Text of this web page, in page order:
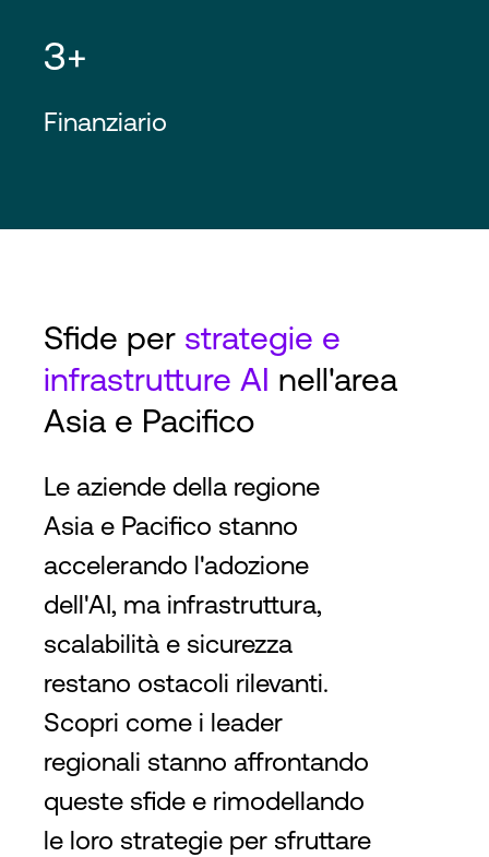
3+
Finanziario
Sfide per strategie e
infrastrutture AI nell'area
Asia e Pacifico
Le aziende della regione
Asia e Pacifico stanno
accelerando l'adozione
dell'AI, ma infrastruttura,
scalabilità e sicurezza
restano ostacoli rilevanti.
Scopri come i leader
regionali stanno affrontando
queste sfide e rimodellando
le loro strategie per sfruttare